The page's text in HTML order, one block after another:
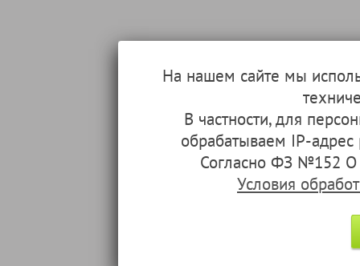
На нашем сайте мы
В частности, для
обрабатываем IP-
Согласно ФЗ №152 О
Условия